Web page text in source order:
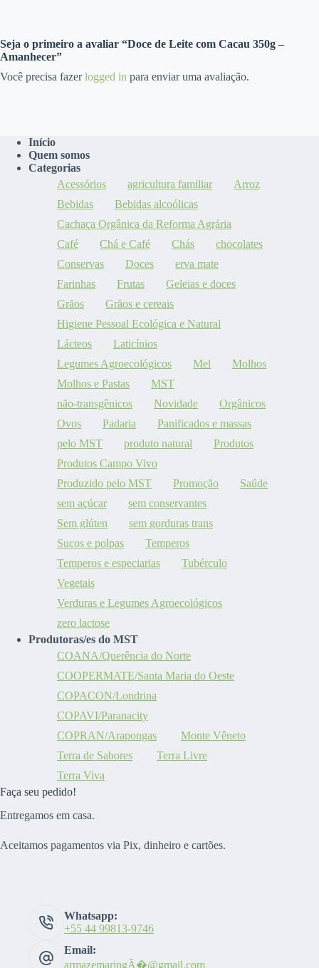
Seja o primeiro a avaliar “Doce de Leite com Cacau 350g –
Amanhecer”
Você precisa fazerlogged in para enviar uma avaliação.
Início
Quem somos
Categorias
Acessórios
agricultura familiar
Arroz
Bebidas
Bebidas alcoólicas
Cachaça Orgânica da Reforma Agrária
Café
Chá e Café Chás
chocolates
Conservas
Doces
erva mate
Farinhas
Frutas
Geleias e doces
Grãos
Grãos e cereais
Higiene Pessoal Ecológica e Natural
Lácteos
Laticínios
Legumes Agroecológicos
Mel
Molhos
Molhos e Pastas
MST
não-transgênicos
Novidade
Orgânicos
Ovos
Padaria
Panificados e massas
pelo MST
produto natural
Produtos
Produtos Campo Vivo
Produzido pelo MST
Promoção
Saúde
sem açúcar
sem conservantes
Sem glúten
sem gorduras trans
Sucos e polpas
Temperos
Temperos e especiarias
Tubérculo
Vegetais
Verduras e Legumes Agroecológicos
zero lactose
Produtoras/es do MST
COANA/Querência do Norte
COOPERMATE/Santa Maria do Oeste
COPACON/Londrina
COPAVI/Paranacity
COPRAN/Arapongas
Monte Vêneto
Terra de Sabores
Terra Livre
Terra Viva
Faça seu pedido!
Entregamos em casa.
Aceitamos pagamentos via Pix, dinheiro e cartões.
Whatsapp:
+55 44 99813-9746
Email:
armazemaringÃ�@gmail.com